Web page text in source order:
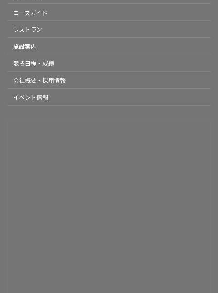
コースガイド
レストラン
施設案内
競技日程・成績
会社概要・採用情報
イベント情報